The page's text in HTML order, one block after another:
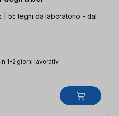
| 55 legni da laboratorio - dal
1-2 giorni lavorativi